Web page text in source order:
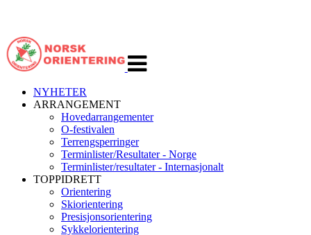
navigasjon
NYHETER
ARRANGEMENT
Hovedarrangementer
O-festivalen
Terrengsperringer
Terminlister/Resultater - Norge
Terminlister/resultater - Internasjonalt
TOPPIDRETT
Orientering
Skiorientering
Presisjonsorientering
Sykkelorientering